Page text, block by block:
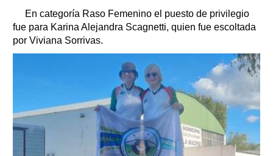
En categoría Raso Femenino el puesto de privilegio
fue para Karina Alejandra Scagnetti, quien fue escoltada
por Viviana Sorrivas.